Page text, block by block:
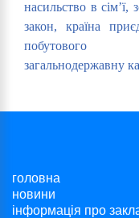
насильство в сім’ї,
закон, країна
побутового
загальнодержавну
головна
новини
інформація про